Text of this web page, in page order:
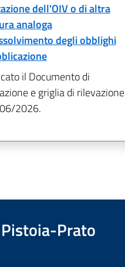
dell'OIV o di altra
analoga
degli obblighi
il Documento di
e griglia di rilevazione
2026.
Prato